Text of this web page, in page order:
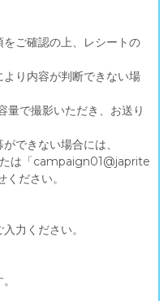
をご確認の上、レシートの
より内容が判断できない場
量で撮影いただき、お送り
できない場合には、
は「campaign01@japrite
ださい。
力ください。